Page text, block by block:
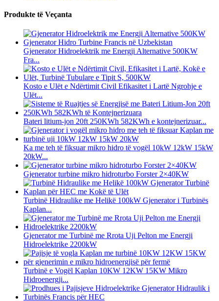
Produkte të Veçanta
Gjenerator Hidroelektrik me Energji Alternative 500KW
Fra...
Kosto e Ulët e Ndërtimit Civil Efikasitet i Lartë Ngrohje e
Ulët...
Bateri litium-jon 20ft 250KWh 582KWh e kontejnerizuar...
Ka me teh të fiksuar mikro hidro të vogël 10kW 12kW 15kW
20kW...
Gjenerator turbine mikro hidroturbo Forster 2×40KW
Turbinë Hidraulike me Helikë 100kW Gjenerator i Turbinës
Kaplan...
Gjenerator me Turbinë me Rrota Uji Pelton me Energji
Hidroelektrike 2200kW
Turbinë e Vogël Kaplan 10KW 12KW 15KW Mikro
Hidroenergji...